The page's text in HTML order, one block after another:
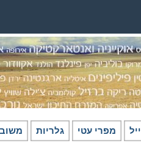
מפרי עטי גלריות משוב